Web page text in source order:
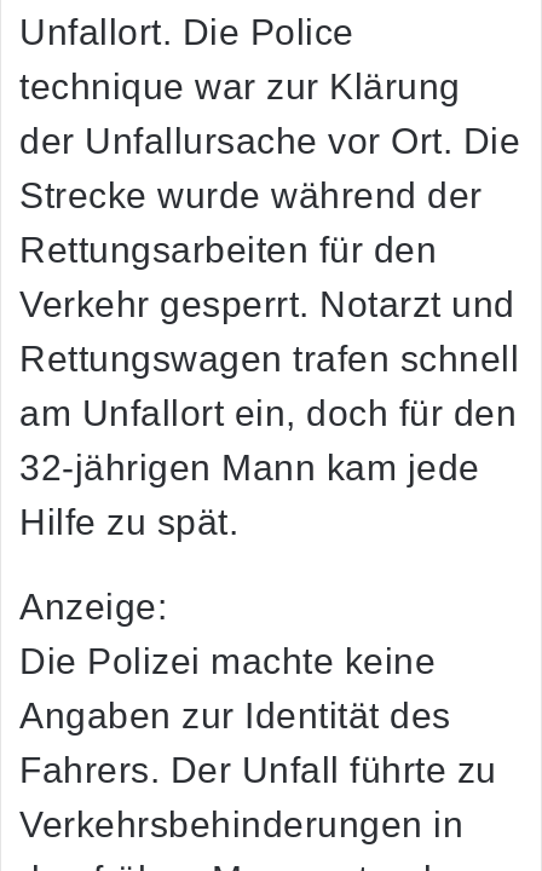
Unfallort. Die Police
technique war zur Klärung
der Unfallursache vor Ort. Die
Strecke wurde während der
Rettungsarbeiten für den
Verkehr gesperrt. Notarzt und
Rettungswagen trafen schnell
am Unfallort ein, doch für den
32-jährigen Mann kam jede
Hilfe zu spät.
Anzeige:
Die Polizei machte keine
Angaben zur Identität des
Fahrers. Der Unfall führte zu
Verkehrsbehinderungen in